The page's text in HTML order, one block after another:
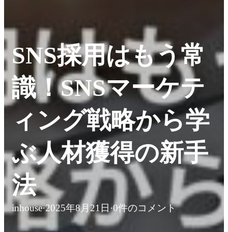
SNS採用はもう常
識！SNSマーケテ
ィング戦略から学
ぶ人材獲得の新手
法
inhouse·2025年8月21日·0件のコメント